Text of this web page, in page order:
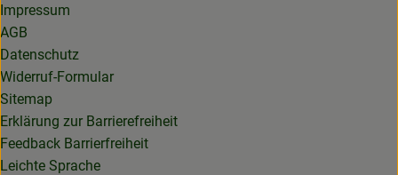
Impressum
AGB
Datenschutz
Widerruf-Formular
Sitemap
Erklärung zur Barrierefreiheit
Feedback Barrierfreiheit
Leichte Sprache